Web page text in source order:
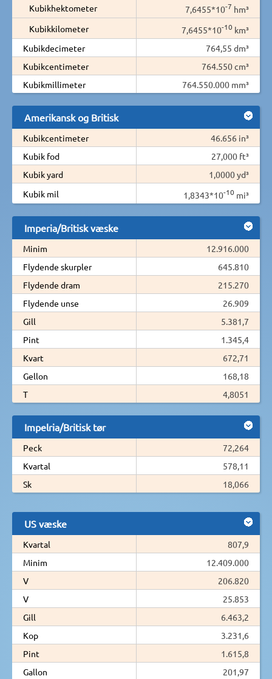
Kubikhektometer
7,6455*10-7 hm³
Kubikkilometer
7,6455*10-10 km³
Kubikdecimeter
764,55 dm³
Kubikcentimeter
764.550 cm³
Kubikmillimeter
764.550.000 mm³
Amerikansk og Britisk
Kubikcentimeter
46.656 in³
Kubik fod
27,000 ft³
Kubik yard
1,0000 yd³
Kubik mil
1,8343*10-10 mi³
Imperia/Britisk væske
Minim
12.916.000
Flydende skurpler
645.810
Flydende dram
215.270
Flydende unse
26.909
Gill
5.381,7
Pint
1.345,4
Kvart
672,71
Gellon
168,18
T
4,8051
Impelria/Britisk tør
Peck
72,264
Kvartal
578,11
Sk
18,066
US væske
Kvartal
807,9
Minim
12.409.000
V
206.820
V
25.853
Gill
6.463,2
Kop
3.231,6
Pint
1.615,8
Gallon
201,97